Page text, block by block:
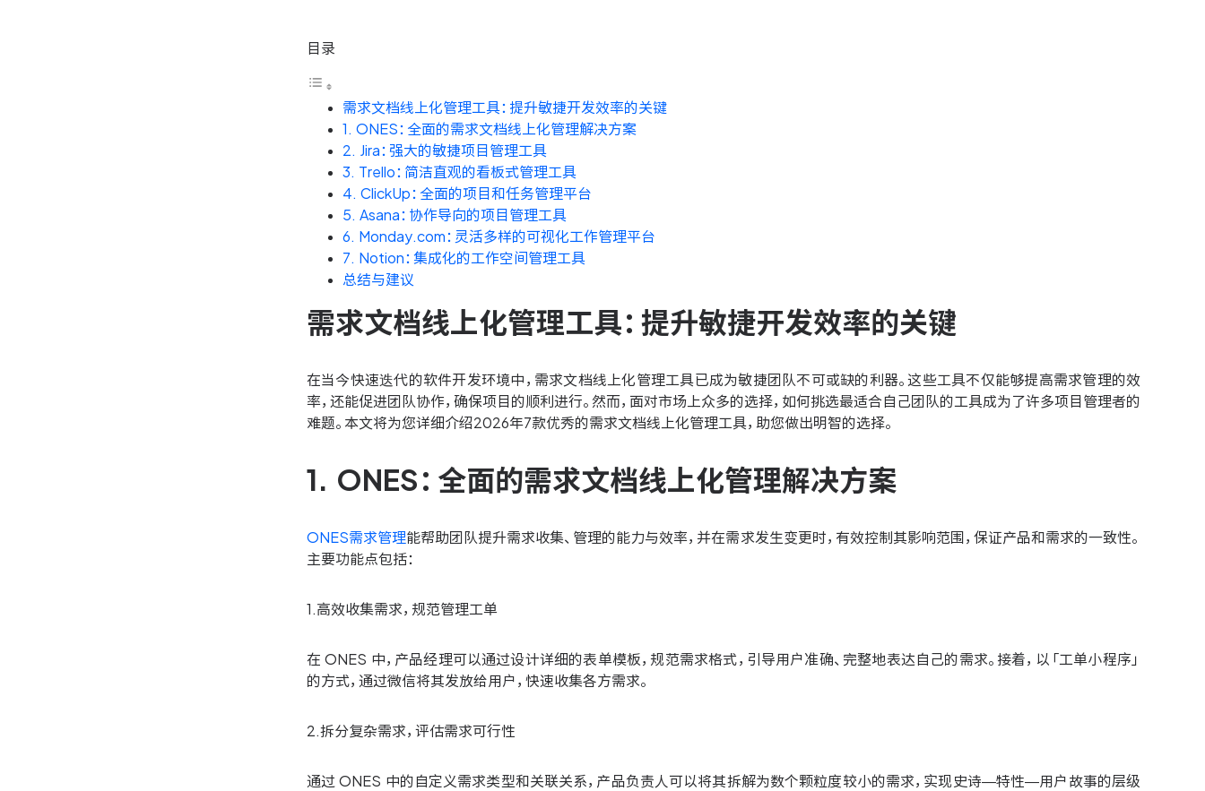
目录
需求文档线上化管理工具：提升敏捷开发效率的关键
1. ONES：全面的需求文档线上化管理解决方案
2. Jira：强大的敏捷项目管理工具
3. Trello：简洁直观的看板式管理工具
4. ClickUp：全面的项目和任务管理平台
5. Asana：协作导向的项目管理工具
6. Monday.com：灵活多样的可视化工作管理平台
7. Notion：集成化的工作空间管理工具
总结与建议
需求文档线上化管理工具：提升敏捷开发效率的关键
在当今快速迭代的软件开发环境中，需求文档线上化管理工具已成为敏捷团队不可或缺的利器。这些工具不仅能够提高需求管理的效
率，还能促进团队协作，确保项目的顺利进行。然而，面对市场上众多的选择，如何挑选最适合自己团队的工具成为了许多项目管理者的
难题。本文将为您详细介绍2026年7款优秀的需求文档线上化管理工具，助您做出明智的选择。
1. ONES：全面的需求文档线上化管理解决方案
ONES需求管理能帮助团队提升需求收集、管理的能力与效率，并在需求发生变更时，有效控制其影响范围，保证产品和需求的一致性。
主要功能点包括：
1.高效收集需求，规范管理工单
在 ONES 中，产品经理可以通过设计详细的表单模板，规范需求格式，引导用户准确、完整地表达自己的需求。接着，以「工单小程序」
的方式，通过微信将其发放给用户，快速收集各方需求。
2.拆分复杂需求，评估需求可行性
通过 ONES 中的自定义需求类型和关联关系，产品负责人可以将其拆解为数个颗粒度较小的需求，实现史诗—特性—用户故事的层级